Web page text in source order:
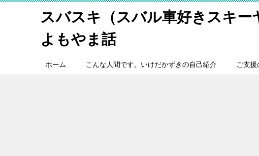
スバスキ（スバル車好きスキー
よもやま話
ホーム こんな人間です。いけだかずきの自己紹介 ご支